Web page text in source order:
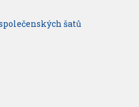
šatů